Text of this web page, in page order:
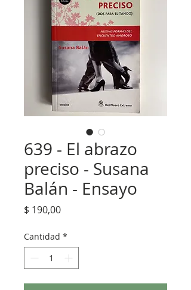
639 - El abrazo
preciso - Susana
Balán - Ensayo
$ 190,00Precio
Cantidad *